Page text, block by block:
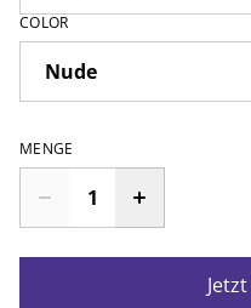
COLOR
MENGE